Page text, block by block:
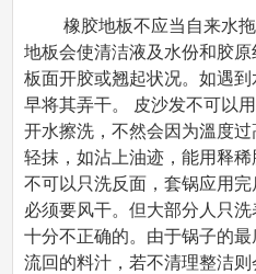
橡胶地板不应当自来水
地板会使清洁液及水份和胶
板面开胶或翘起状况。如遇
早将其弄干。 皮沙发不可以
开水擦洗，不然会因为溫度
轻抹，如沾上油迹，能用释
不可以只洗反面，套锅应用
必须要风干。但大部分人只
十分不正确的。由于锅子的
流回的料汁，若不清理整洁